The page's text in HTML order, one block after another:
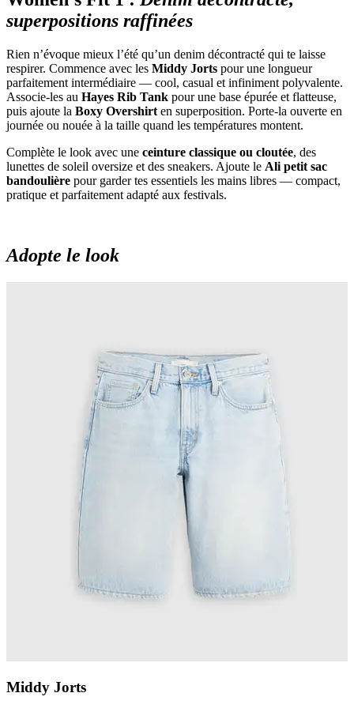
superpositions raffinées
Rien n’évoque mieux l’été qu’un denim décontracté qui te laisse
respirer. Commence avec les Middy Jorts pour une longueur
parfaitement intermédiaire — cool, casual et infiniment polyvalente.
Associe-les au Hayes Rib Tank pour une base épurée et flatteuse,
puis ajoute la Boxy Overshirt en superposition. Porte-la ouverte en
journée ou nouée à la taille quand les températures montent.
Complète le look avec une ceinture classique ou cloutée, des
lunettes de soleil oversize et des sneakers. Ajoute le Ali petit sac
bandoulière pour garder tes essentiels les mains libres — compact,
pratique et parfaitement adapté aux festivals.
Adopte le look
Middy Jorts